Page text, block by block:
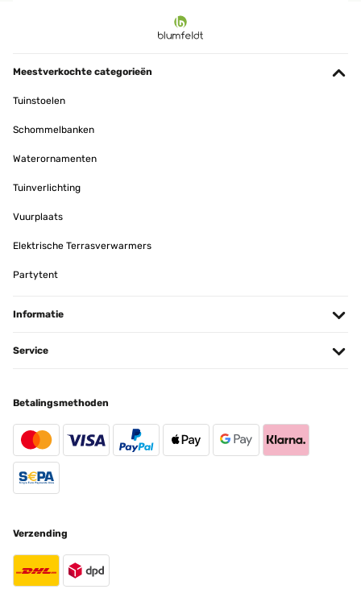
Meestverkochte categorieën
Tuinstoelen
Schommelbanken
Waterornamenten
Tuinverlichting
Vuurplaats
Elektrische Terrasverwarmers
Partytent
Informatie
Service
Betalingsmethoden
Verzending